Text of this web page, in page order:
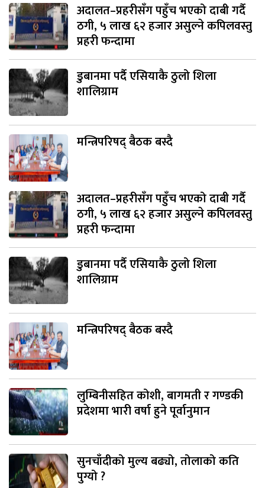
अदालत–प्रहरीसँग पहुँच भएको दाबी गर्दै
ठगी, ५ लाख ६२ हजार असुल्ने कपिलवस्तु
प्रहरी फन्दामा
डुबानमा पर्दै एसियाकै ठुलो शिला
शालिग्राम
मन्त्रिपरिषद् बैठक बस्दै
अदालत–प्रहरीसँग पहुँच भएको दाबी गर्दै
ठगी, ५ लाख ६२ हजार असुल्ने कपिलवस्तु
प्रहरी फन्दामा
डुबानमा पर्दै एसियाकै ठुलो शिला
शालिग्राम
मन्त्रिपरिषद् बैठक बस्दै
लुम्बिनीसहित कोशी, बागमती र गण्डकी
प्रदेशमा भारी वर्षा हुने पूर्वानुमान
सुनचाँदीको मुल्य बढ्यो, तोलाको कति
पुग्यो ?